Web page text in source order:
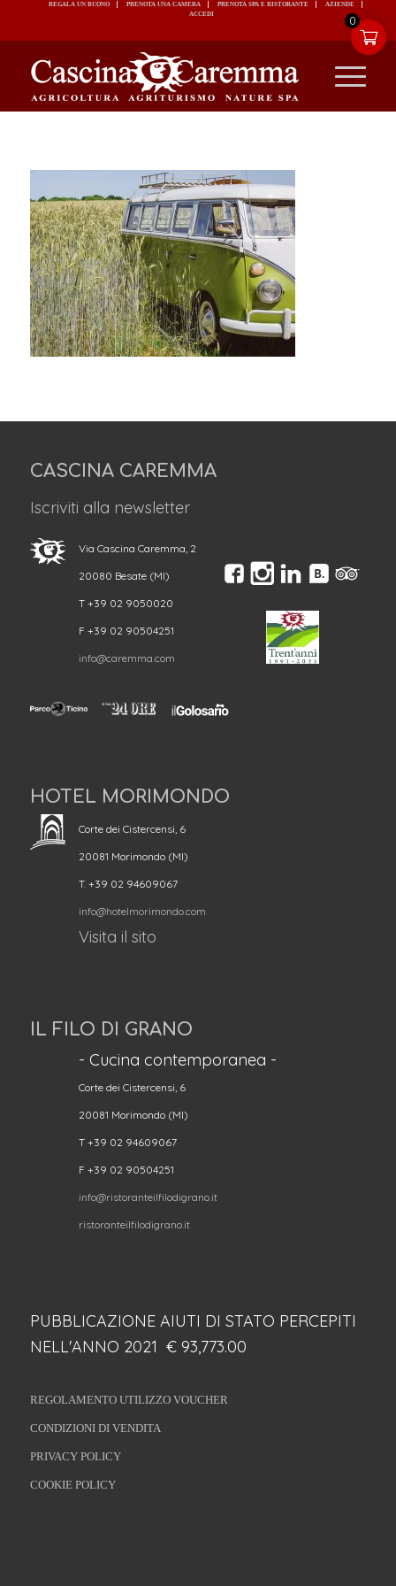
0
REGALA UN BUONO PRENOTA UNA CAMERA PRENOTA SPA E RISTORANTE
CASCINA CAREMMA
Iscriviti alla newsletter
Via Cascina Caremma, 2
20080 Besate (MI)
T +39 02 9050020
F +39 02 90504251
info@caremma.com
HOTEL MORIMONDO
Corte dei Cistercensi, 6
20081 Morimondo (MI)
T. +39 02 94609067
info@hotelmorimondo.com
Visita il sito
IL FILO DI GRANO
- Cucina contemporanea -
Corte dei Cistercensi, 6
20081 Morimondo (MI)
T +39 02 94609067
F +39 02 90504251
info@ristoranteilfilodigrano.it
ristoranteilfilodigrano.it
PUBBLICAZIONE AIUTI DI STATO PERCEPITI
NELL'ANNO 2021 € 93,773.00
REGOLAMENTO UTILIZZO VOUCHER
CONDIZIONI DI VENDITA
PRIVACY POLICY
COOKIE POLICY